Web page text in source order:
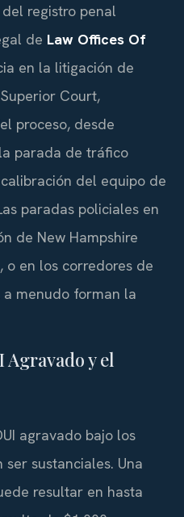
registro penal
de Law Offices Of
en la litigación de
Court,
proceso, desde
parada de tráfico
del equipo de
paradas policiales en
de New Hampshire
o en los corredores de
menudo forman la
y el
agravado bajo los
sustanciales. Una
resultar en hasta